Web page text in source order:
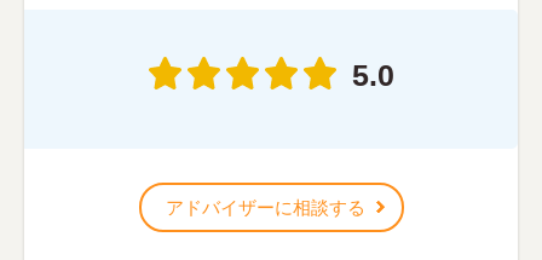
5.0
アドバイザーに相談する